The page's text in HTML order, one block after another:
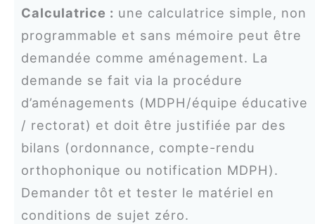
Calculatrice : une calculatrice simple, non
programmable et sans mémoire peut être
demandée comme aménagement. La
demande se fait via la procédure
d’aménagements (MDPH/équipe éducative
/ rectorat) et doit être justifiée par des
bilans (ordonnance, compte-rendu
orthophonique ou notification MDPH).
Demander tôt et tester le matériel en
conditions de sujet zéro.